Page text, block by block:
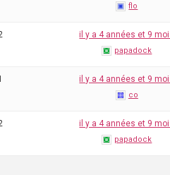
flo
il y a 4 années et 9
papadock
il y a 4 années et 9
co
il y a 4 années et 9
papadock